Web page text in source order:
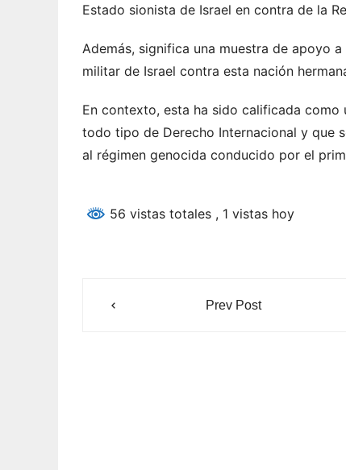
Estado sionista de Israel en contra de la
Además, significa una muestra de apoyo
militar de Israel contra esta nación
En contexto, esta ha sido calificada
todo tipo de Derecho Internacional y que
al régimen genocida conducido por el
56 vistas totales , 1 vistas hoy
Prev Post